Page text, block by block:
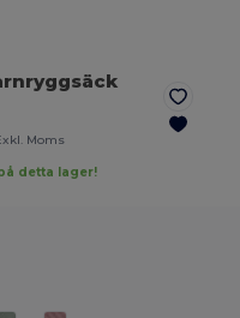
Moms
detta lager!